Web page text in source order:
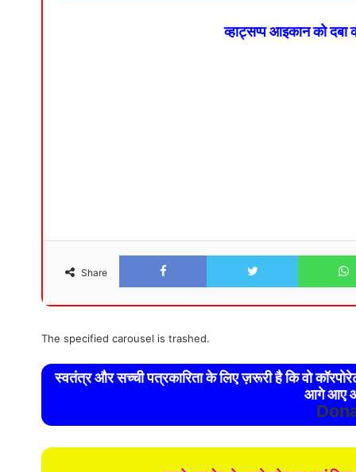
व्हाट्सप्प आइकान को
Share
Facebook Twitter
The specified carousel is trashed.
स्वतंत्र और सच्ची पत्रकारिता के लिए ज़रूरी है कि वो
आगे आए